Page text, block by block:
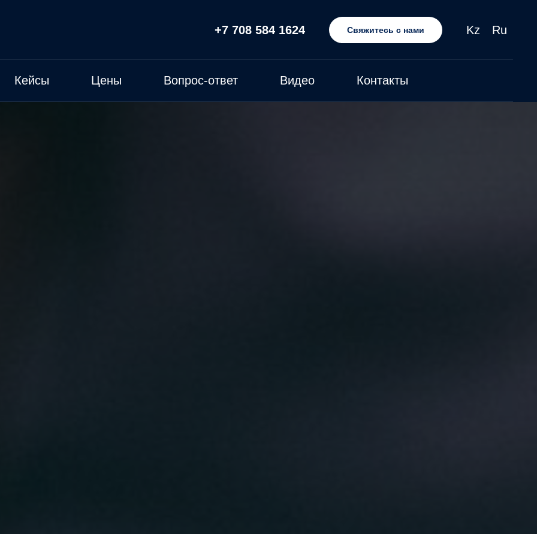
+7 708 584 1624 Свяжитесь с нами Kz Ru
Кейсы Цены Вопрос-ответ Видео Контакты